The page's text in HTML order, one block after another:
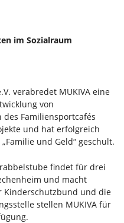
im Sozialraum
verabredet MUKIVA eine
von
Familiensportcafés
und hat erfolgreich
und Geld“ geschult.
findet für drei
und macht
Kinderschutzbund und die
stellen MUKIVA für